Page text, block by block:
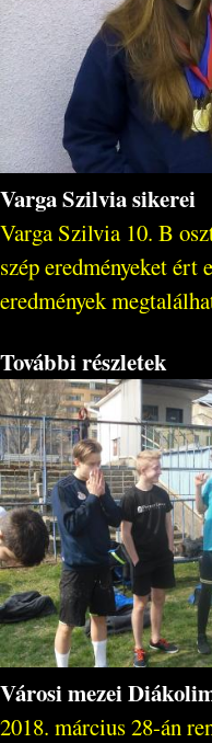
Varga Szilvia sikerei
Varga Szilvia 10. B
szép eredményeket ért
eredmények
További részletek
Városi mezei
2018. március 28-án